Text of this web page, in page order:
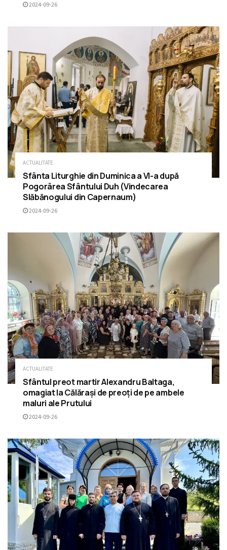
2024-09-26
ACTUALITATE
Sfânta Liturghie din Duminica a VI-a după
Pogorârea Sfântului Duh (Vindecarea
Slăbănogului din Capernaum)
2024-09-26
ACTUALITATE
Sfântul preot martir Alexandru Baltaga,
omagiat la Călărași de preoți de pe ambele
maluri ale Prutului
2024-09-26